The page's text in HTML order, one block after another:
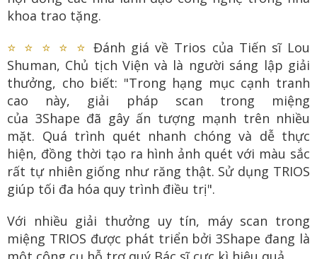
khoa trao tặng.
⭐ ⭐ ⭐ ⭐ ⭐ Đánh giá về Trios của Tiến sĩ Lou
Shuman, Chủ tịch Viện và là người sáng lập giải
thưởng, cho biết: "Trong hạng mục cạnh tranh
cao này, giải pháp scan trong miệng
của 3Shape đã gây ấn tượng mạnh trên nhiều
mặt. Quá trình quét nhanh chóng và dễ thực
hiện, đồng thời tạo ra hình ảnh quét với màu sắc
rất tự nhiên giống như răng thật. Sử dụng TRIOS
giúp tối đa hóa quy trình điều trị".
Với nhiều giải thưởng uy tín, máy scan trong
miệng TRIOS được phát triển bởi 3Shape đang là